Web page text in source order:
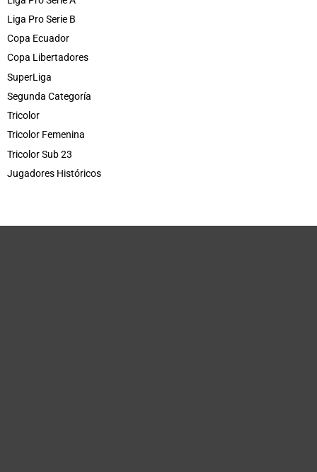
Liga Pro Serie B
Copa Ecuador
Copa Libertadores
SuperLiga
Segunda Categoría
Tricolor
Tricolor Femenina
Tricolor Sub 23
Jugadores Históricos